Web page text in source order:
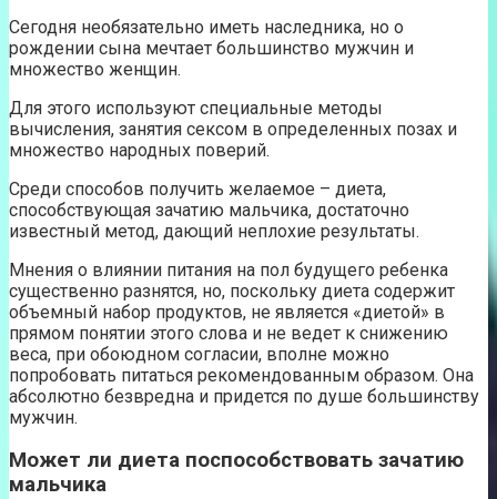
Сегодня необязательно иметь наследника, но о
рождении сына мечтает большинство мужчин и
множество женщин.
Для этого используют специальные методы
вычисления, занятия сексом в определенных позах и
множество народных поверий.
Среди способов получить желаемое – диета,
способствующая зачатию мальчика, достаточно
известный метод, дающий неплохие результаты.
Мнения о влиянии питания на пол будущего ребенка
существенно разнятся, но, поскольку диета содержит
объемный набор продуктов, не является «диетой» в
прямом понятии этого слова и не ведет к снижению
веса, при обоюдном согласии, вполне можно
попробовать питаться рекомендованным образом. Она
абсолютно безвредна и придется по душе большинству
мужчин.
Может ли диета поспособствовать зачатию
мальчика